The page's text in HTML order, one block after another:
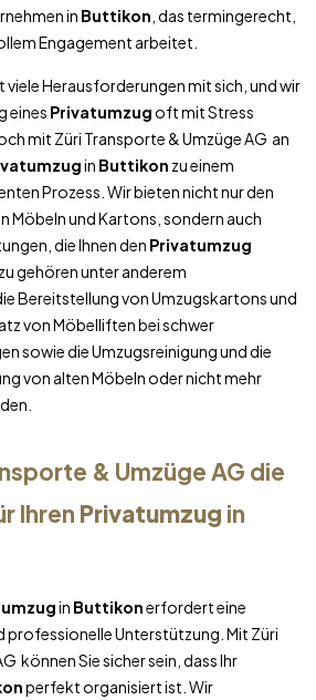
in Buttikon , das termingerecht,
Engagement arbeitet.
viele Herausforderungen mit sich, und wir
eines Privatumzugoft mit Stress
mit Züri Transporte & Umzüge AG an
in Buttikon zu einem
Prozess. Wir bieten nicht nur den
Möbeln und Kartons, sondern auch
die Ihnen den Privatumzug
gehören unter anderem
Bereitstellung von Umzugskartons und
von Möbelliften bei schwer
sowie die Umzugsreinigung und die
von alten Möbeln oder nicht mehr
& Umzüge AG die
Ihren Privatumzug in
in Buttikonerfordert eine
professionelle Unterstützung. Mit Züri
können Sie sicher sein, dass Ihr
perfekt organisiert ist. Wir